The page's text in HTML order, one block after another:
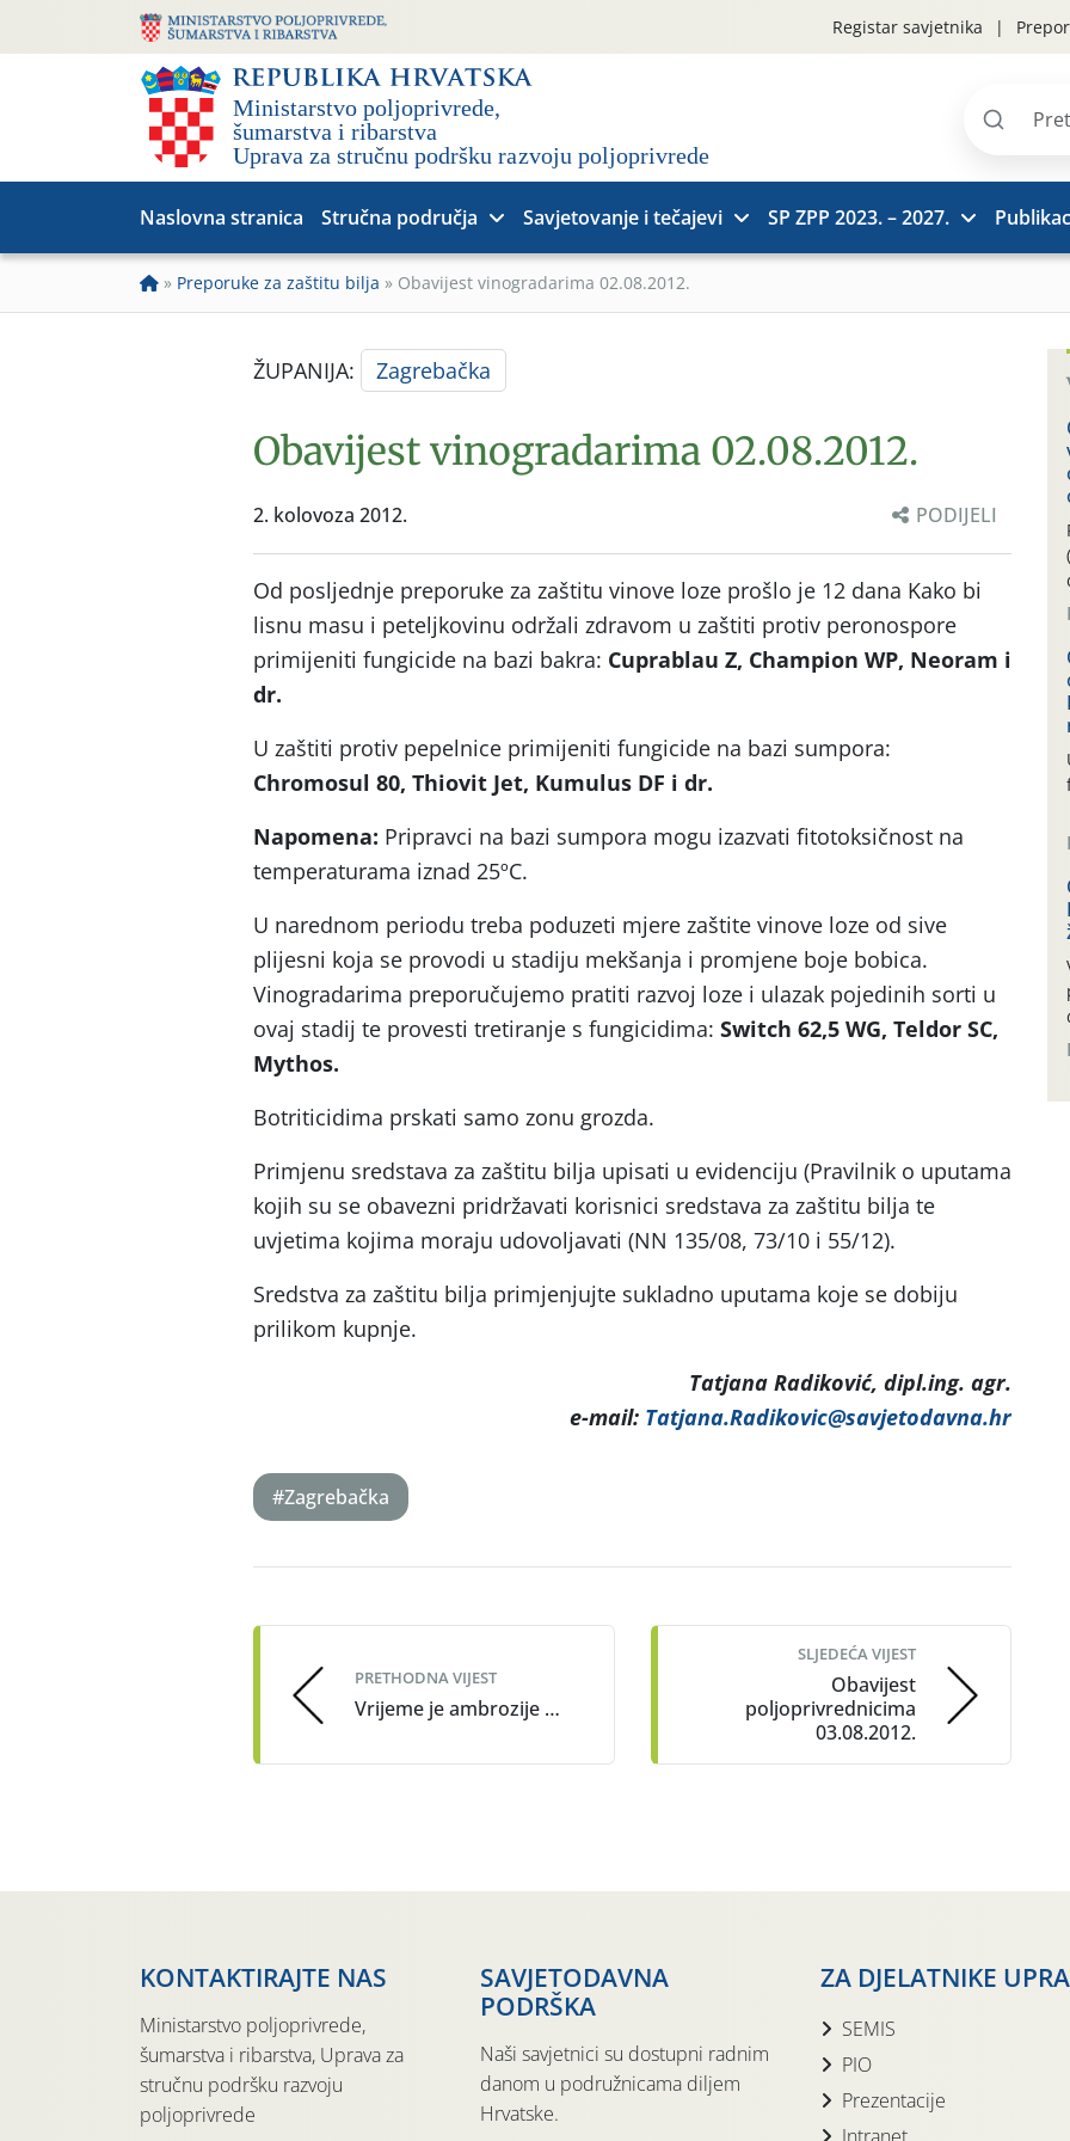
Registar savjetnika
Pretraži
Naslovna stranica Stručna područja Savjetovanje i tečajevi SP ZPP 2023. – 2027.
» Preporuke za zaštitu bilja » Obavijest vinogradarima 02.08.2012.
ŽUPANIJA: Zagrebačka
Obavijest vinogradarima 02.08.2012.
2. kolovoza 2012. PODIJELI
Od posljednje preporuke za zaštitu vinove loze prošlo je 12 dana Kako bi
lisnu masu i peteljkovinu održali zdravom u zaštiti protiv peronospore
primijeniti fungicide na bazi bakra: Cuprablau Z, Champion WP, Neoram i
dr.
U zaštiti protiv pepelnice primijeniti fungicide na bazi sumpora:
Chromosul 80, Thiovit Jet, Kumulus DF i dr.
Napomena: Pripravci na bazi sumpora mogu izazvati fitotoksičnost na
temperaturama iznad 25ºC.
U narednom periodu treba poduzeti mjere zaštite vinove loze od sive
plijesni koja se provodi u stadiju mekšanja i promjene boje bobica.
Vinogradarima preporučujemo pratiti razvoj loze i ulazak pojedinih sorti u
ovaj stadij te provesti tretiranje s fungicidima: Switch 62,5 WG, Teldor SC,
Mythos.
Botriticidima prskati samo zonu grozda.
Primjenu sredstava za zaštitu bilja upisati u evidenciju (Pravilnik o uputama
kojih su se obavezni pridržavati korisnici sredstava za zaštitu bilja te
uvjetima kojima moraju udovoljavati (NN 135/08, 73/10 i 55/12).
Sredstva za zaštitu bilja primjenjujte sukladno uputama koje se dobiju
prilikom kupnje.
Tatjana Radiković, dipl.ing. agr.
e-mail: Tatjana.Radikovic@savjetodavna.hr
#Zagrebačka
navigation
PRETHODNA VIJEST
Vrijeme je ambrozije …
SLJEDEĆA VIJEST
Obavijest
poljoprivrednicima
03.08.2012.
KONTAKTIRAJTE NAS
Ministarstvo poljoprivrede,
šumarstva i ribarstva, Uprava za
stručnu podršku razvoju
poljoprivrede
SAVJETODAVNA
PODRŠKA
Naši savjetnici su dostupni radnim
danom u podružnicama diljem
Hrvatske.
ZA DJELATNIKE
SEMIS
PIO
Prezentacije